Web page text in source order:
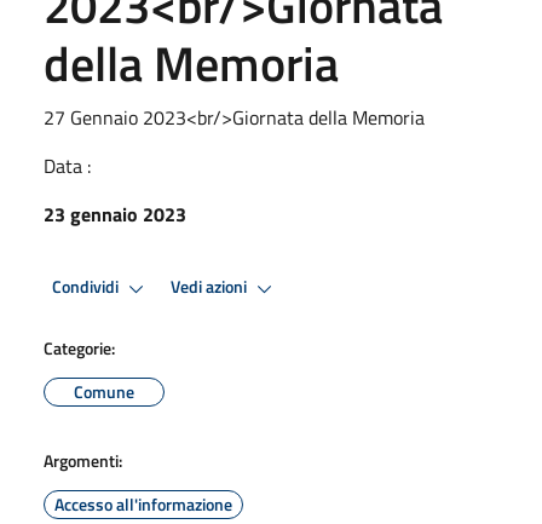
della Memoria
27 Gennaio 2023<br/>Giornata della Memoria
Data :
23 gennaio 2023
Condividi Vedi azioni
Categorie:
Comune
Argomenti:
Accesso all'informazione